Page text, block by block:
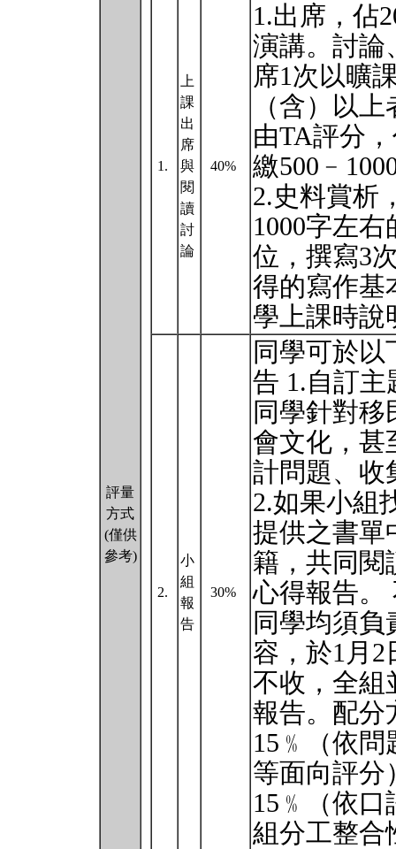
評量
方式
(僅供
參考)
1.
上
課
出
席
與
閱
讀
討
論
40%
1.出席，佔
演講。討論
席1次以曠
（含）以
由TA評分
繳
2.史料賞析
1000字左
位，撰寫3
得的寫作基
學上課時
2.
小
組
報
告
30%
同學可於
告 1.自訂
同學針對
會文化，甚
計問題、收
2.如果小組
提供之書單
籍，共同閱
心得報告。
同學均須負
容，於1月
不收，全組
報告。配分
15﹪（依
等面向評分
15﹪（依
組分工整合